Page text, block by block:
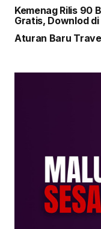
Kemenag Rilis 90
Gratis, Downlod di
Aturan Baru